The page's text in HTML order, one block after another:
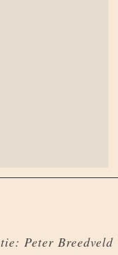
Peter Breedveld